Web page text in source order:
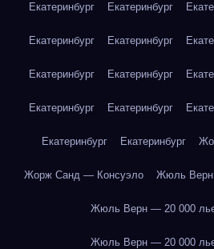
Екатеринбург Екатеринбург
Екатеринбург Екатеринбург
Екатеринбург Екатеринбург
Екатеринбург Екатеринбург
Екатеринбург Екатеринбург
Жорж Санд — Консуэло Жюль Верн
Жюль Верн — 20 000
Жюль Верн — 20 000